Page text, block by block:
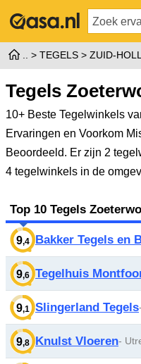
TEGELS ZUID-
Tegels
10+ Beste Tegelwinkels
Ervaringen en Voorkom
Beoordeeld. Er zijn 2
4 tegelwinkels in de
Top 10 Tegels
9,4 Bakker Tegels en
9,6 Tegelhuis
9,1 Slingerland Tegels
9,8 Knulst Vloeren-